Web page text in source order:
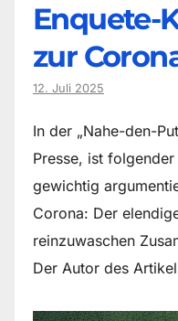
Enquete-
zur
12. Juli 2025
In der „Nahe-den-
Presse, ist
gewichtig
Corona: Der
reinzuwaschen
Der Autor des